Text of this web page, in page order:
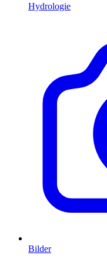
Hydrologie
Bilder